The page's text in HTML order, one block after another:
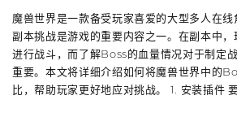
魔兽世界是一款备受玩家喜爱的大型多人在
副本挑战是游戏的重要内容之一。在副本中
进行战斗，而了解Boss的血量情况对于制定
重要。本文将详细介绍如何将魔兽世界中的
比，帮助玩家更好地应对挑战。 1. 安装插件 要